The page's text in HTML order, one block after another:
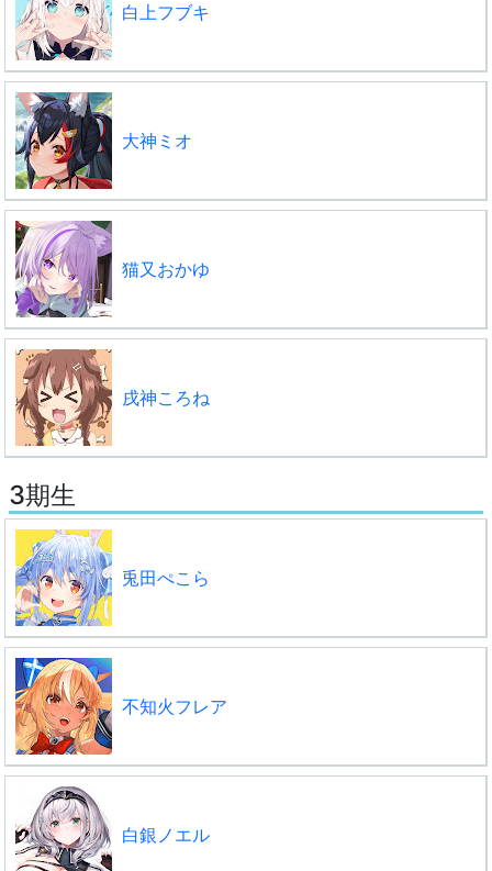
白上フブキ
大神ミオ
猫又おかゆ
戌神ころね
3期生
兎田ぺこら
不知火フレア
白銀ノエル